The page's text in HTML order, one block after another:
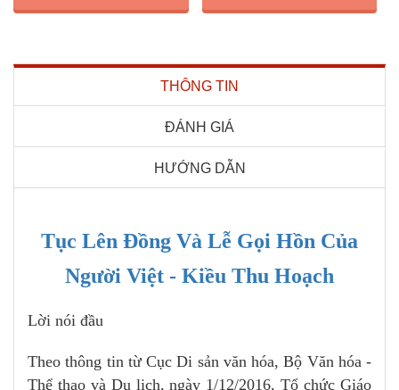
THÔNG TIN
ĐÁNH GIÁ
HƯỚNG DẪN
Tục Lên Đồng Và Lễ Gọi Hồn Của
Người Việt - Kiều Thu Hoạch
Lời nói đầu
Theo thông tin từ Cục Di sản văn hóa, Bộ Văn hóa -
Thể thao và Du lịch, ngày 1/12/2016, Tổ chức Giáo